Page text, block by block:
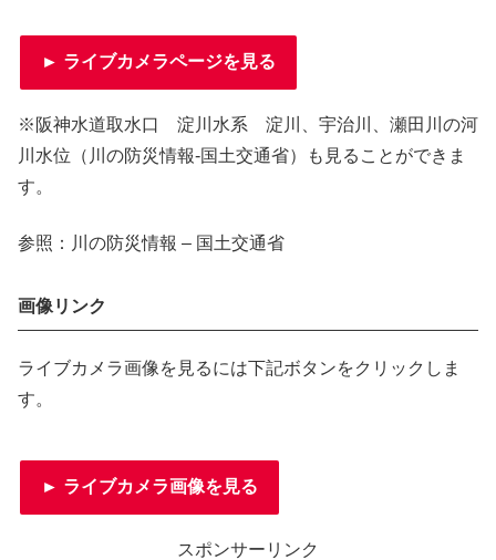
► ライブカメラページを見る
※阪神水道取水口 淀川水系 淀川、宇治川、瀬田川の河
川水位（川の防災情報-国土交通省）も見ることができま
す。
参照：川の防災情報 – 国土交通省
画像リンク
ライブカメラ画像を見るには下記ボタンをクリックしま
す。
► ライブカメラ画像を見る
スポンサーリンク